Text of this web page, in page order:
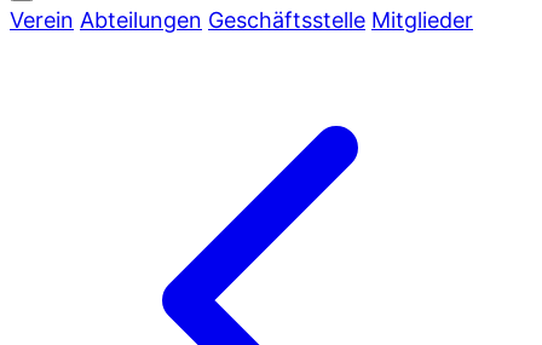
Verein Abteilungen Geschäftsstelle Mitglieder